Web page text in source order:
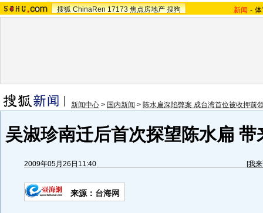
搜狐 ChinaRen 17173 焦点房地产 搜狗 新闻 -
新闻中心 > 国内新闻 > 陈水扁深陷弊案 成台湾首位被收押前
吴淑珍南迁后首次探望陈水扁 带
2009年05月26日11:40 [我
来源： 台海网